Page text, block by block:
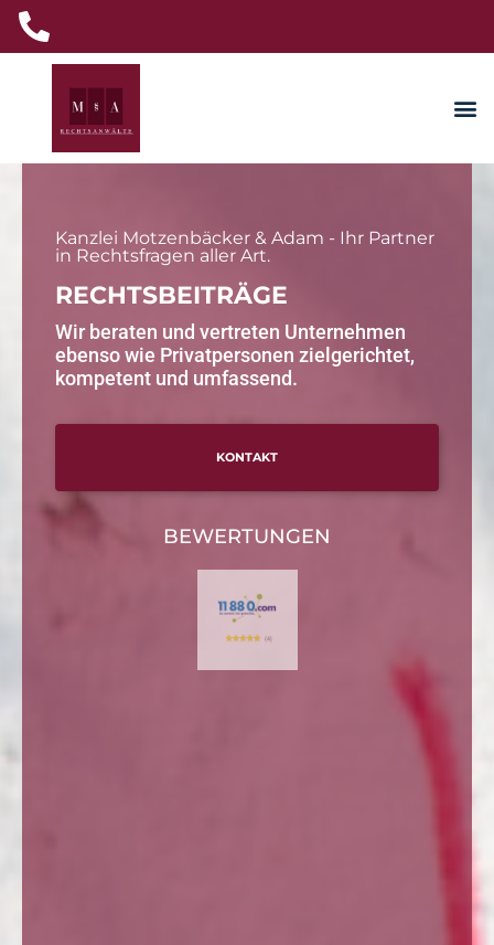
Kanzlei Motzenbäcker & Adam - Ihr Partner
in Rechtsfragen aller Art.
RECHTSBEITRÄGE
Wir beraten und vertreten Unternehmen
ebenso wie Privatpersonen zielgerichtet,
kompetent und umfassend.
KONTAKT
BEWERTUNGEN